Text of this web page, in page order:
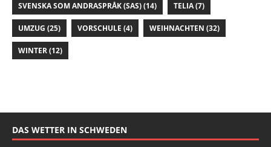
SVENSKA SOM ANDRASPRÅK (SAS)(14) TELIA(7)
UMZUG (25) VORSCHULE (4) WEIHNACHTEN (32)
WINTER(12)
DAS WETTER IN SCHWEDEN